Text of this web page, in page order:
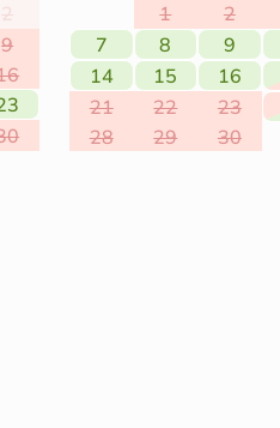
2
9
1
2
7
8 9
14
15 16
21
22 23
28
29 30